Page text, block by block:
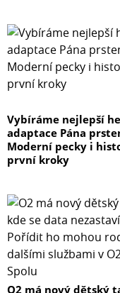
Kontinuální kontrola
hlasitosti (Loudness)
Zesilovače A-S801/
předním panelu
plynulou
prostřednictvím
hlasitost
citlivosti lidského
při nízké hlasitosti.
základního řízení
rozsah při každé
Digitální audio
Vybíráme nejlepší
adaptace Pána
Moderní pecky i
první kroky
O2 má nový dětský